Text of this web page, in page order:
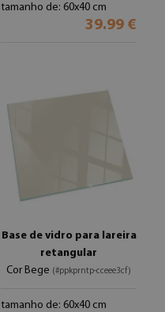
tamanho de: 60x40 cm
39.99 €
Base de vidro para lareira
retangular
Cor Bege (#ppkprntp-cceee3cf)
tamanho de: 60x40 cm